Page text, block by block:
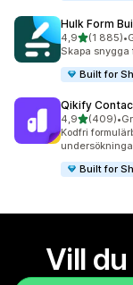
Hulk Form
4,9av 5(1 885)
1885 •
Skapa snygga
Built for
Qikify
4,9av 5(409)
409 •
Kodfri
Built for
Vill